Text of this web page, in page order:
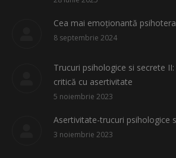
Cea mai emoționantă
8 septembrie 2024
Trucuri psihologice si secrete
critică cu asertivitate
5 noiembrie 2023
Asertivitate-trucuri psihologice
3 noiembrie 2023